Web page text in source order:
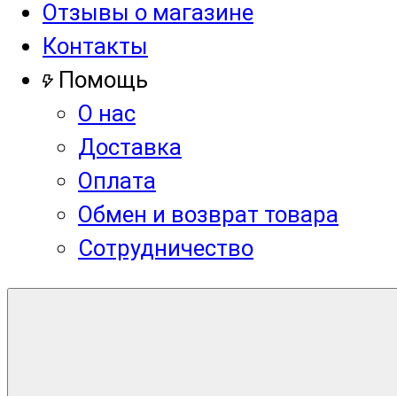
Отзывы о магазине
Контакты
Помощь
О нас
Доставка
Оплата
Обмен и возврат товара
Сотрудничество